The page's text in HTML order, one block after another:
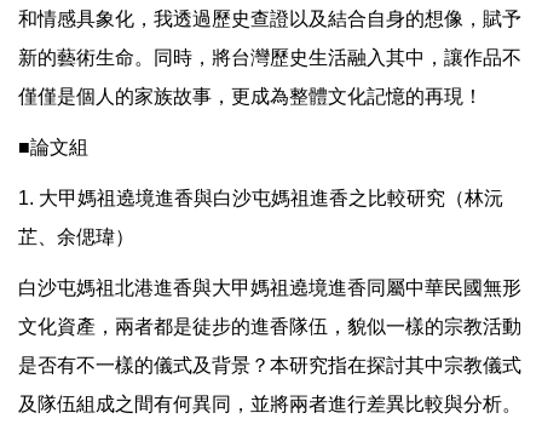
和情感具象化，我透過歷史查證以及結合自身的想像，賦予
新的藝術生命。同時，將台灣歷史生活融入其中，讓作品不
僅僅是個人的家族故事，更成為整體文化記憶的再現！
■論文組
1. 大甲媽祖遶境進香與白沙屯媽祖進香之比較研究（林沅
芷、余偲瑋）
白沙屯媽祖北港進香與大甲媽祖遶境進香同屬中華民國無形
文化資產，兩者都是徒步的進香隊伍，貌似一樣的宗教活動
是否有不一樣的儀式及背景？本研究指在探討其中宗教儀式
及隊伍組成之間有何異同，並將兩者進行差異比較與分析。